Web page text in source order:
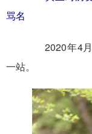
骂名
2020年4月
一站。